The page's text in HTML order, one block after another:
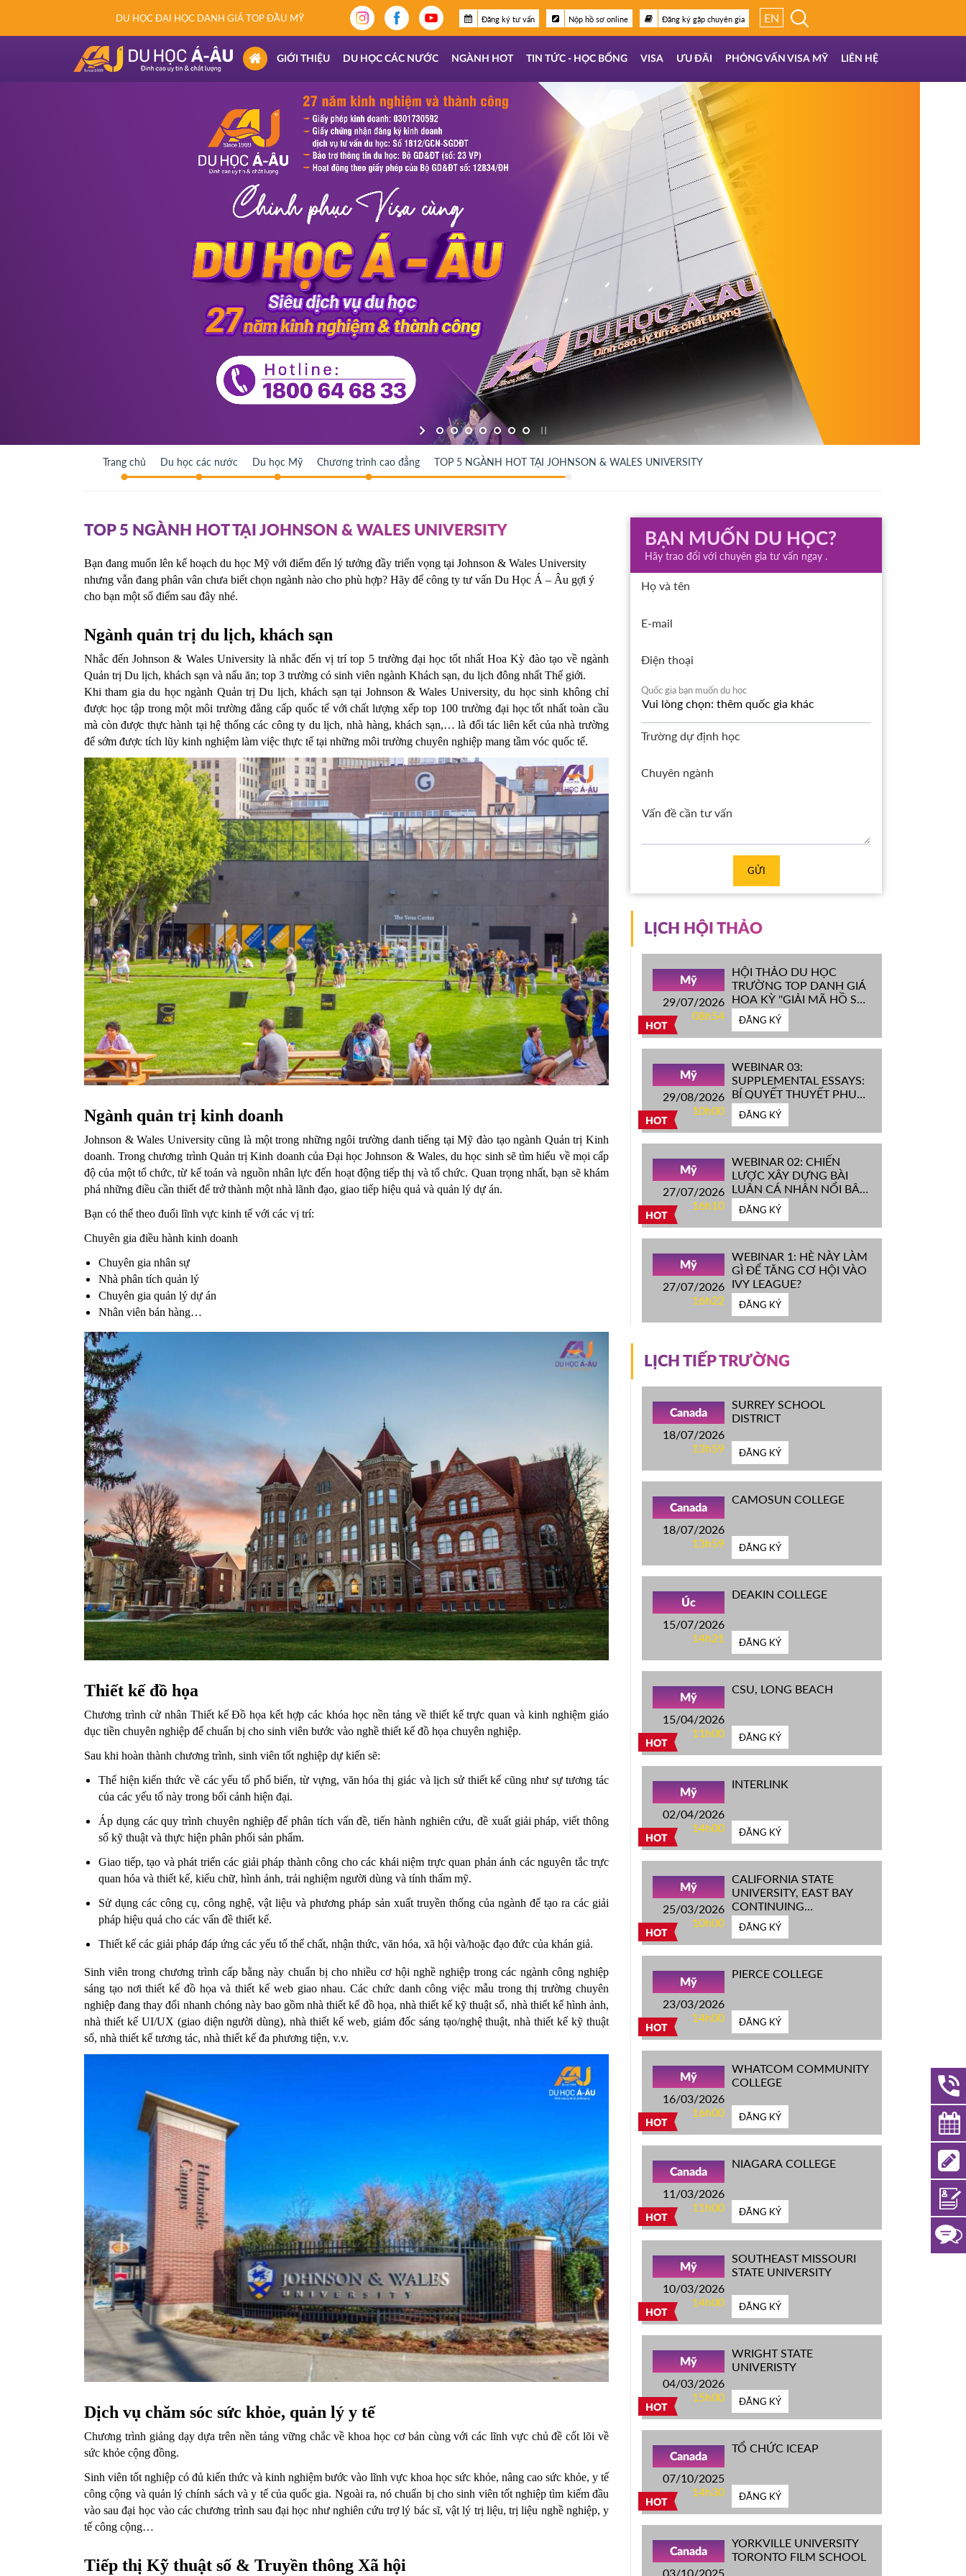
DU HỌC ĐẠI HỌC DANH GIÁ TOP ĐẦU MỸ Đăng ký tư vấn Nộp hồ sơ online Đăng ký gặp chuyên gia EN
(CURRENT)
GIỚI THIỆU DU HỌC CÁC NƯỚC NGÀNH HOT TIN TỨC - HỌC BỔNG VISA ƯU ĐÃI PHỎNG VẤN VISA MỸ LIÊN HỆ
Trang chủ Du học các nước Du học Mỹ Chương trình cao đẳng TOP 5 NGÀNH HOT TẠI JOHNSON & WALES UNIVERSITY
TOP 5 NGÀNH HOT TẠI JOHNSON & WALES UNIVERSITY
Bạn đang muốn lên kế hoạch du học Mỹ với điểm đến lý tưởng đầy triển vọng tại Johnson & Wales University
nhưng vẫn đang phân vân chưa biết chọn ngành nào cho phù hợp? Hãy để công ty tư vấn Du Học Á – Âu gợi ý
cho bạn một số điểm sau đây nhé.
Ngành quản trị du lịch, khách sạn
Nhắc đến Johnson & Wales University là nhắc đến vị trí top 5 trường đại học tốt nhất Hoa Kỳ đào tạo về ngành
Quản trị Du lịch, khách sạn và nấu ăn; top 3 trường có sinh viên ngành Khách sạn, du lịch đông nhất Thế giới.
Khi tham gia du học ngành Quản trị Du lịch, khách sạn tại Johnson & Wales University, du học sinh không chỉ
được học tập trong một môi trường đẳng cấp quốc tế với chất lượng xếp top 100 trường đại học tốt nhất toàn cầu
mà còn được thực hành tại hệ thống các công ty du lịch, nhà hàng, khách sạn,… là đối tác liên kết của nhà trường
để sớm được tích lũy kinh nghiệm làm việc thực tế tại những môi trường chuyên nghiệp mang tầm vóc quốc tế.
Ngành quản trị kinh doanh
Johnson & Wales University cũng là một trong những ngôi trường danh tiếng tại Mỹ đào tạo ngành Quản trị Kinh
doanh. Trong chương trình Quản trị Kinh doanh của Đại học Johnson & Wales, du học sinh sẽ tìm hiểu về mọi cấp
độ của một tổ chức, từ kế toán và nguồn nhân lực đến hoạt động tiếp thị và tổ chức. Quan trọng nhất, bạn sẽ khám
phá những điều cần thiết để trở thành một nhà lãnh đạo, giao tiếp hiệu quả và quản lý dự án.
Bạn có thể theo đuổi lĩnh vực kinh tế với các vị trí:
Chuyên gia điều hành kinh doanh
Chuyên gia nhân sự
Nhà phân tích quản lý
Chuyên gia quản lý dự án
Nhân viên bán hàng…
Thiết kế đồ họa
Chương trình cử nhân Thiết kế Đồ họa kết hợp các khóa học nền tảng về thiết kế trực quan và kinh nghiệm giáo
dục tiền chuyên nghiệp để chuẩn bị cho sinh viên bước vào nghề thiết kế đồ họa chuyên nghiệp.
Sau khi hoàn thành chương trình, sinh viên tốt nghiệp dự kiến ​​sẽ:
Thể hiện kiến ​​thức về các yếu tố phổ biến, từ vựng, văn hóa thị giác và lịch sử thiết kế cũng như sự tương tác
của các yếu tố này trong bối cảnh hiện đại.
Áp dụng các quy trình chuyên nghiệp để phân tích vấn đề, tiến hành nghiên cứu, đề xuất giải pháp, viết thông
số kỹ thuật và thực hiện phân phối sản phẩm.
Giao tiếp, tạo và phát triển các giải pháp thành công cho các khái niệm trực quan phản ánh các nguyên tắc trực
quan hóa và thiết kế, kiểu chữ, hình ảnh, trải nghiệm người dùng và tính thẩm mỹ.
Sử dụng các công cụ, công nghệ, vật liệu và phương pháp sản xuất truyền thống của ngành để tạo ra các giải
pháp hiệu quả cho các vấn đề thiết kế.
Thiết kế các giải pháp đáp ứng các yếu tố thể chất, nhận thức, văn hóa, xã hội và/hoặc đạo đức của khán giả.
Sinh viên trong chương trình cấp bằng này chuẩn bị cho nhiều cơ hội nghề nghiệp trong các ngành công nghiệp
sáng tạo nơi thiết kế đồ họa và thiết kế web giao nhau. Các chức danh công việc mẫu trong thị trường chuyên
nghiệp đang thay đổi nhanh chóng này bao gồm nhà thiết kế đồ họa, nhà thiết kế kỹ thuật số, nhà thiết kế hình ảnh,
nhà thiết kế UI/UX (giao diện người dùng), nhà thiết kế web, giám đốc sáng tạo/nghệ thuật, nhà thiết kế kỹ thuật
số, nhà thiết kế tương tác, nhà thiết kế đa phương tiện, v.v.
Dịch vụ chăm sóc sức khỏe, quản lý y tế
Chương trình giảng dạy dựa trên nền tảng vững chắc về khoa học cơ bản cùng với các lĩnh vực chủ đề cốt lõi về
sức khỏe cộng đồng.
Sinh viên tốt nghiệp có đủ kiến thức và kinh nghiệm bước vào lĩnh vực khoa học sức khỏe, nâng cao sức khỏe, y tế
công cộng và quản lý chính sách và y tế của quốc gia. Ngoài ra, nó chuẩn bị cho sinh viên tốt nghiệp tìm kiếm đầu
vào sau đại học vào các chương trình sau đại học như nghiên cứu trợ lý bác sĩ, vật lý trị liệu, trị liệu nghề nghiệp, y
tế công cộng…
Tiếp thị Kỹ thuật số & Truyền thông Xã hội
BẠN MUỐN DU HỌC?
Hãy trao đổi với chuyên gia tư vấn ngay .
Họ và tên
E-mail
Điện thoại
Quốc gia bạn muốn du học
Trường dự định học
Chuyên ngành
GỬI
LỊCH HỘI THẢO
HOT
Mỹ
29/07/2026
08h54
HỘI THẢO DU HỌC
TRƯỜNG TOP DANH GIÁ
HOA KỲ ''GIẢI MÃ HỒ SƠ
IVY LEAGUE''
ĐĂNG KÝ
HOT
Mỹ
29/08/2026
10h00
WEBINAR 03:
SUPPLEMENTAL ESSAYS:
BÍ QUYẾT THUYẾT PHỤC
HỘI ĐỒNG TUYỂN SINH
ĐH TOP ĐẦU MỸ
ĐĂNG KÝ
HOT
Mỹ
27/07/2026
16h10
WEBINAR 02: CHIẾN
LƯỢC XÂY DỰNG BÀI
LUẬN CÁ NHÂN NỔI BẬT
CHINH PHỤC ĐH TOP
ĐẦU MỸ
ĐĂNG KÝ
Mỹ
27/07/2026
16h22
WEBINAR 1: HÈ NÀY LÀM
GÌ ĐỂ TĂNG CƠ HỘI VÀO
IVY LEAGUE?
ĐĂNG KÝ
LỊCH TIẾP TRƯỜNG
Canada
18/07/2026
13h59
SURREY SCHOOL
DISTRICT
ĐĂNG KÝ
Canada
18/07/2026
13h59
CAMOSUN COLLEGE
ĐĂNG KÝ
Úc
15/07/2026
14h21
DEAKIN COLLEGE
ĐĂNG KÝ
HOT
Mỹ
15/04/2026
11h00
CSU, LONG BEACH
ĐĂNG KÝ
HOT
Mỹ
02/04/2026
14h00
INTERLINK
ĐĂNG KÝ
HOT
Mỹ
25/03/2026
10h00
CALIFORNIA STATE
UNIVERSITY, EAST BAY
CONTINUING
EDUCATION
ĐĂNG KÝ
HOT
Mỹ
23/03/2026
14h00
PIERCE COLLEGE
ĐĂNG KÝ
HOT
Mỹ
16/03/2026
16h00
WHATCOM COMMUNITY
COLLEGE
ĐĂNG KÝ
HOT
Canada
11/03/2026
11h00
NIAGARA COLLEGE
ĐĂNG KÝ
HOT
Mỹ
10/03/2026
14h00
SOUTHEAST MISSOURI
STATE UNIVERSITY
ĐĂNG KÝ
HOT
Mỹ
04/03/2026
15h00
WRIGHT STATE
UNIVERISTY
ĐĂNG KÝ
HOT
Canada
07/10/2025
14h30
TỔ CHỨC ICEAP
ĐĂNG KÝ
Canada
03/10/2025
YORKVILLE UNIVERSITY
TORONTO FILM SCHOOL